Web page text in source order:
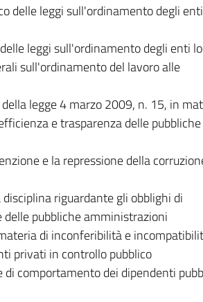
delle leggi sull'ordinamento degli enti
leggi sull'ordinamento degli enti
sull'ordinamento del lavoro alle
legge 4 marzo 2009, n. 15, in
e trasparenza delle pubbliche
e la repressione della
riguardante gli obblighi di
pubbliche amministrazioni
di inconferibilità e
privati in controllo pubblico
comportamento dei dipendenti